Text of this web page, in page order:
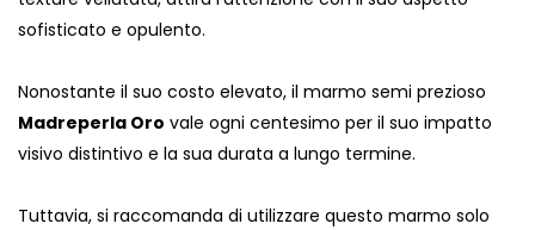
sofisticato e opulento.
Nonostante il suo costo elevato, il marmo semi prezioso
Madreperla Oro vale ogni centesimo per il suo impatto
visivo distintivo e la sua durata a lungo termine.
Tuttavia, si raccomanda di utilizzare questo marmo solo